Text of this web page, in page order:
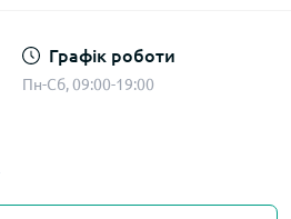
Графік роботи
Пн-Сб, 09:00-19:00